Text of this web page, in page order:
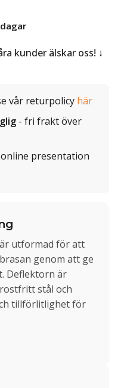
kunder älskar oss!
vår returpolicy här
- fri frakt över
presentation
utformad för att
genom att ge
Deflektorn är
stål och
tillförlitlighet för